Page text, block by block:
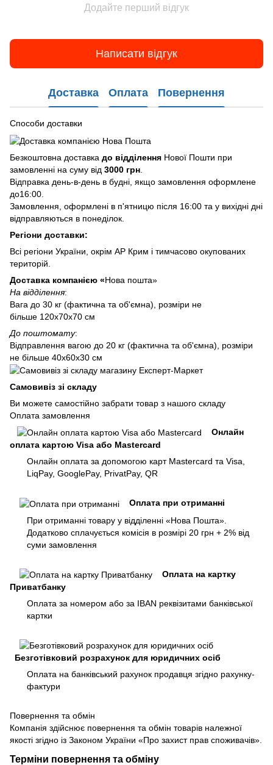
Додайте перший відгук
Написати відгук
Доставка Оплата Повернення
Способи доставки
Безкоштовна доставка до відділення Нової Пошти при
замовленні на суму від 3000 грн
Відправка день-в-день в будні, якщо замовлення оформлене
до16:00.
Замовлення, оформлені в п'ятницю після 16:00 та у вихідні дні
відправляються в понеділок.
Регіони доставки:
Всі регіони України, окрім АР Крим і тимчасово окупованих
територій.
Доставка компанією «Нова пошта»
На відділення:
Вага до 30 кг (фактична та об'ємна), розміри не
більше 120х70х70 см
До поштомату:
Відправлення вагою до 20 кг (фактична та об'ємна), розміри
не більше 40х60х30 см
Самовивіз зі складу
Ви можете самостійно забрати товар з нашого складу
Оплата замовлення
Онлайн
оплата картою Visa або Mastercard
Онлайн оплата за допомогою карт Mastercard та Visa,
LiqPay, GooglePay, PrivatPay, QR
Оплата при отриманні
При отриманні товару у відділенні «Нова Пошта».
Додатково сплачується комісія в розмірі 20 грн + 2% від
суми замовлення
Оплата на картку
Приватбанку
Оплата за номером або за IBAN реквізитами банківської
картки
Безготівковий розрахунок для юридичних осіб
Оплата на банківський рахунок продавця згідно рахунку-
фактури
Повернення та обмін
Компанія здійснює повернення та обмін товарів належної
якості згідно із Законом України «Про захист прав споживачів».
Терміни повернення та обміну